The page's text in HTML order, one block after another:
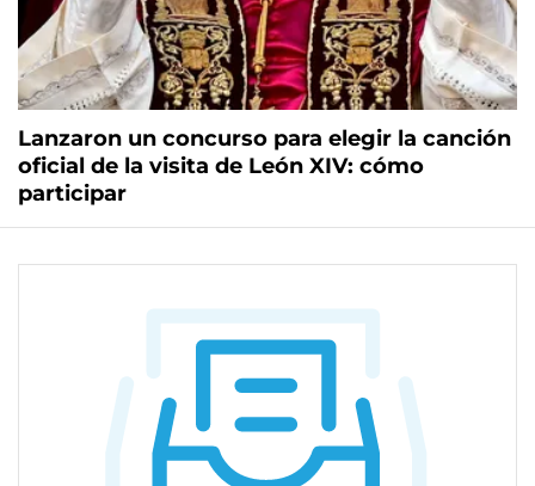
Lanzaron un concurso para elegir la canción
oficial de la visita de León XIV: cómo
participar